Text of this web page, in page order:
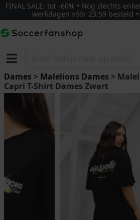
FINAL SALE: tot -60% • Nog slechts
werkdagen vóór 23:59 besteld
Dames > Malelions Dames >
Capri T-Shirt Dames Zwart